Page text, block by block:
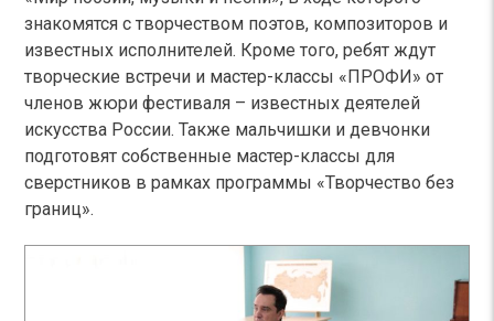
знакомятся с творчеством поэтов, композиторов и
известных исполнителей. Кроме того, ребят ждут
творческие встречи и мастер-классы «ПРОФИ» от
членов жюри фестиваля – известных деятелей
искусства России. Также мальчишки и девчонки
подготовят собственные мастер-классы для
сверстников в рамках программы «Творчество без
границ».